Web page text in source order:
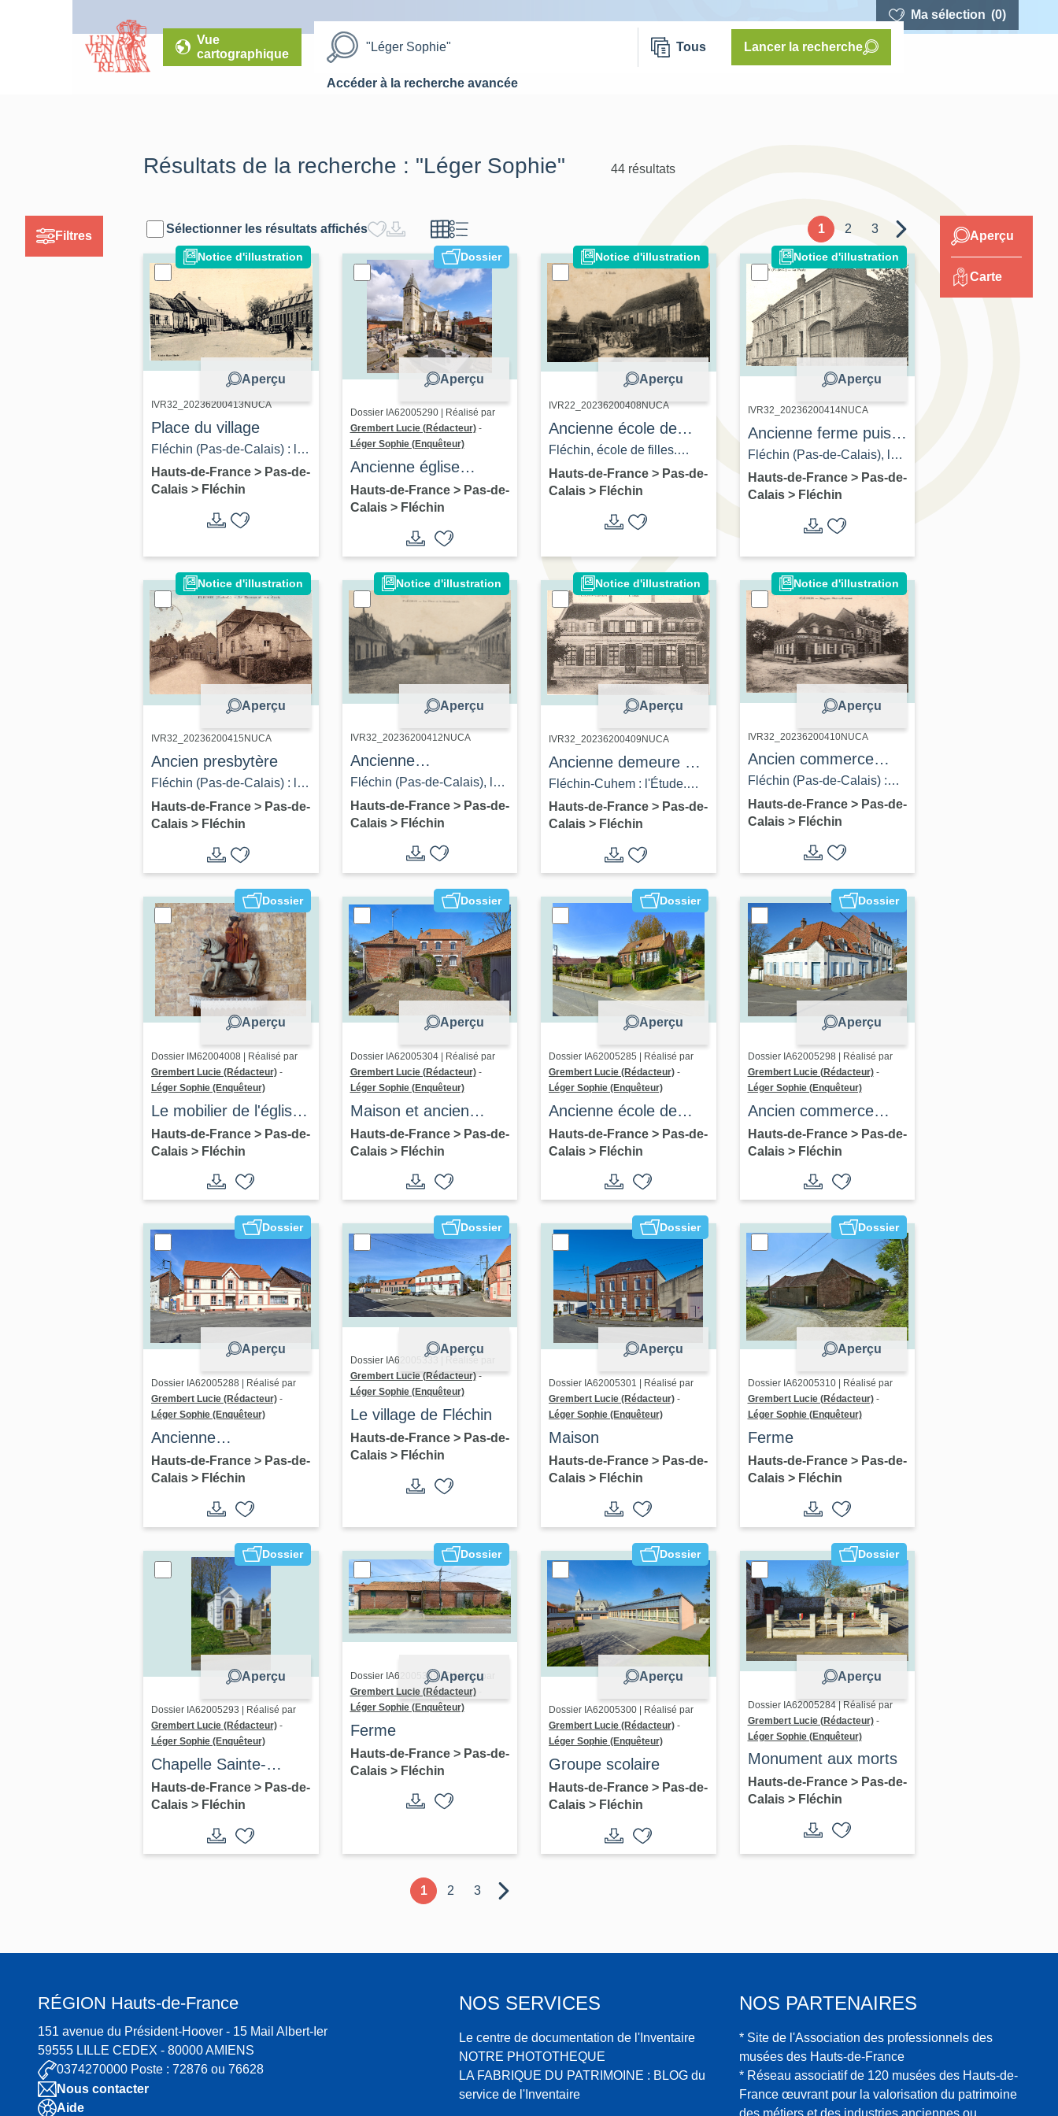
Ma sélection (0)
Vue
cartographique
Tous Lancer la recherche
Accéder à la recherche avancée
Filtres
Résultats de la recherche : "Léger Sophie" 44 résultats
Sélectionner les résultats affichés 1 2 3
Notice d'illustration
Aperçu
IVR32_20236200413NUCA
Place du village
Fléchin (Pas-de-Calais) : la
place. Carte postale,
photographe inconnu,
Moine-Blondel, [ca 1900]
Hauts-de-France > Pas-de-
Calais > Fléchin
Dossier
Aperçu
Dossier IA62005290 | Réalisé par
Grembert Lucie (Rédacteur) -
Léger Sophie (Enquêteur)
Ancienne église
paroissiale Saint-
Martin
Hauts-de-France > Pas-de-
Calais > Fléchin
Notice d'illustration
Aperçu
IVR22_20236200408NUCA
Ancienne école de
filles
Fléchin, école de filles.
Carte postale, éditeur
inconnu, [ca 1910] (coll.
Hauts-de-France > Pas-de-
Calais > Fléchin
Notice d'illustration
Aperçu
IVR32_20236200414NUCA
Ancienne ferme puis
poste, actuellement
médiathèque
Fléchin (Pas-de-Calais), la
poste. Carte postale,
photographe inconnu,
[s.ed.], [ca 1930] (coll. part.).
Hauts-de-France > Pas-de-
Calais > Fléchin
Notice d'illustration
Aperçu
IVR32_20236200415NUCA
Ancien presbytère
Fléchin (Pas-de-Calais) : le
monument aux morts et le
presbytère. Carte postale,
photographe inconnu,
[s.ed.], [ca 1930] (coll. part.).
Hauts-de-France > Pas-de-
Calais > Fléchin
Notice d'illustration
Aperçu
IVR32_20236200412NUCA
Ancienne
gendarmerie,
actuellement mairie
Fléchin (Pas-de-Calais), la
place et la gendarmerie.
Carte postale, photographe
inconnu, [s.ed.], [ca 1930]
(coll. part.).
Hauts-de-France > Pas-de-
Calais > Fléchin
Notice d'illustration
Aperçu
IVR32_20236200409NUCA
Ancienne demeure et
étude notariale
Fléchin-Cuhem : l'Étude.
Carte postale, photographe
inconnu, [s.ed.], [ca 1900]
(coll. part.).
Hauts-de-France > Pas-de-
Calais > Fléchin
Notice d'illustration
Aperçu
IVR32_20236200410NUCA
Ancien commerce
Moine-Bruyant, puis
étude notariale,
devenu maison
Fléchin (Pas-de-Calais) :
magasin Moine-Bruyant.
Carte postale, photographe
inconnu, [s. ed.], [ca 1930]
Hauts-de-France > Pas-de-
Calais > Fléchin
Dossier
Aperçu
Dossier IM62004008 | Réalisé par
Grembert Lucie (Rédacteur) -
Léger Sophie (Enquêteur)
Le mobilier de l'église
Saint-Martin de
Fléchin
Hauts-de-France > Pas-de-
Calais > Fléchin
Dossier
Aperçu
Dossier IA62005304 | Réalisé par
Grembert Lucie (Rédacteur) -
Léger Sophie (Enquêteur)
Maison et ancien
commerce,
actuellement atelier
Hauts-de-France > Pas-de-
Calais > Fléchin
Dossier
Aperçu
Dossier IA62005285 | Réalisé par
Grembert Lucie (Rédacteur) -
Léger Sophie (Enquêteur)
Ancienne école de
filles
Hauts-de-France > Pas-de-
Calais > Fléchin
Dossier
Aperçu
Dossier IA62005298 | Réalisé par
Grembert Lucie (Rédacteur) -
Léger Sophie (Enquêteur)
Ancien commerce
Moine-Bruyant, puis
étude notariale,
devenu maison
Hauts-de-France > Pas-de-
Calais > Fléchin
Dossier
Aperçu
Dossier IA62005288 | Réalisé par
Grembert Lucie (Rédacteur) -
Léger Sophie (Enquêteur)
Ancienne
gendarmerie,
actuellement mairie
Hauts-de-France > Pas-de-
Calais > Fléchin
Dossier
Aperçu
Dossier IA62005333 | Réalisé par
Grembert Lucie (Rédacteur) -
Léger Sophie (Enquêteur)
Le village de Fléchin
Hauts-de-France > Pas-de-
Calais > Fléchin
Dossier
Aperçu
Dossier IA62005301 | Réalisé par
Grembert Lucie (Rédacteur) -
Léger Sophie (Enquêteur)
Maison
Hauts-de-France > Pas-de-
Calais > Fléchin
Dossier
Aperçu
Dossier IA62005310 | Réalisé par
Grembert Lucie (Rédacteur) -
Léger Sophie (Enquêteur)
Ferme
Hauts-de-France > Pas-de-
Calais > Fléchin
Dossier
Aperçu
Dossier IA62005293 | Réalisé par
Grembert Lucie (Rédacteur) -
Léger Sophie (Enquêteur)
Chapelle Sainte-
Thérèse
Hauts-de-France > Pas-de-
Calais > Fléchin
Dossier
Aperçu
Dossier IA62005309 | Réalisé par
Grembert Lucie (Rédacteur)
Léger Sophie (Enquêteur)
Ferme
Hauts-de-France > Pas-de-
Calais > Fléchin
Dossier
Aperçu
Dossier IA62005300 | Réalisé par
Grembert Lucie (Rédacteur) -
Léger Sophie (Enquêteur)
Groupe scolaire
Hauts-de-France > Pas-de-
Calais > Fléchin
Dossier
Aperçu
Dossier IA62005284 | Réalisé par
Grembert Lucie (Rédacteur) -
Léger Sophie (Enquêteur)
Monument aux morts
Hauts-de-France > Pas-de-
Calais > Fléchin
1 2 3
Aperçu
Carte
RÉGION Hauts-de-France
151 avenue du Président-Hoover - 15 Mail Albert-Ier
59555 LILLE CEDEX - 80000 AMIENS
0374270000 Poste : 72876 ou 76628
Nous contacter
Aide
NOS SERVICES
Le centre de documentation de l'Inventaire
NOTRE PHOTOTHEQUE
LA FABRIQUE DU PATRIMOINE : BLOG du
service de l'Inventaire
NOS PARTENAIRES
* Site de l'Association des professionnels des
musées des Hauts-de-France
* Réseau associatif de 120 musées des Hauts-de-
France œuvrant pour la valorisation du patrimoine